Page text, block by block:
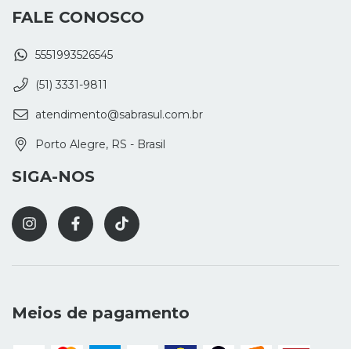
FALE CONOSCO
5551993526545
(51) 3331-9811
atendimento@sabrasul.com.br
Porto Alegre, RS - Brasil
SIGA-NOS
Meios de pagamento